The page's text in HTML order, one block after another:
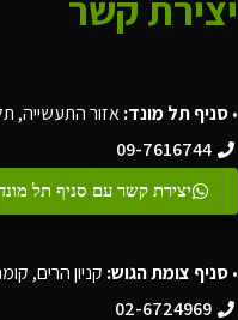
•סניף תל מונד:אזור התעשייה,
09-7616744
יצירת קשר עם סניף תל
•סניף צומת הגוש: קניון הרים,
02-6724969